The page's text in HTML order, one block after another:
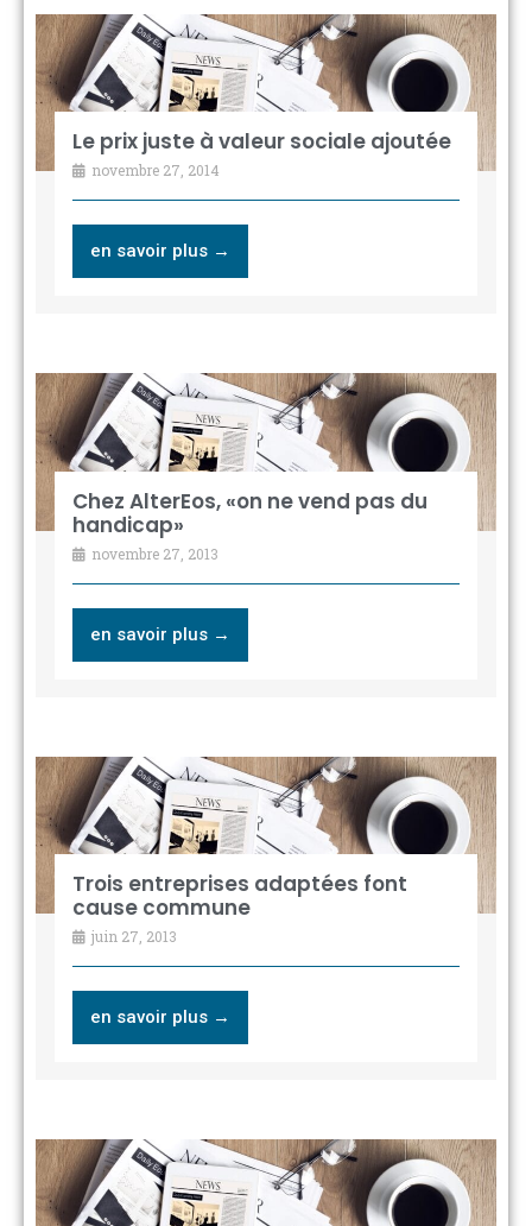
Le prix juste à valeur sociale ajoutée
novembre 27, 2014
en savoir plus →
Chez AlterEos, «on ne vend pas du
handicap»
novembre 27, 2013
en savoir plus →
Trois entreprises adaptées font
cause commune
juin 27, 2013
en savoir plus →